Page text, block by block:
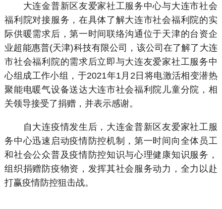
大连金普新区友爱家社工服务中心与大连市社会
福利院对接服务，在具体了解大连市社会福利院的实
际供暖需求后，第一时间联络沟通位于天津的台资企
业超能惠普(天津)科技有限公司，该公司在了解了大连
市社会福利院的需求后立即与大连友爱家社工服务中
心组成工作小组，于2021年1月2日将电激活相变潜热
聚能电暖气设备送达大连市社会福利院儿童分院，相
关领导接受了捐赠，并表示感谢。
自大连疫情发生后，大连金普新区友爱家社工服
务中心迅速启动疫情防控机制，第一时间向全体员工
和社会公众普及疫情防控知识与心理健康知识服务，
组织捐赠防疫物资，发挥其社会服务动力，全力以赴
打赢疫情防控狙击战。